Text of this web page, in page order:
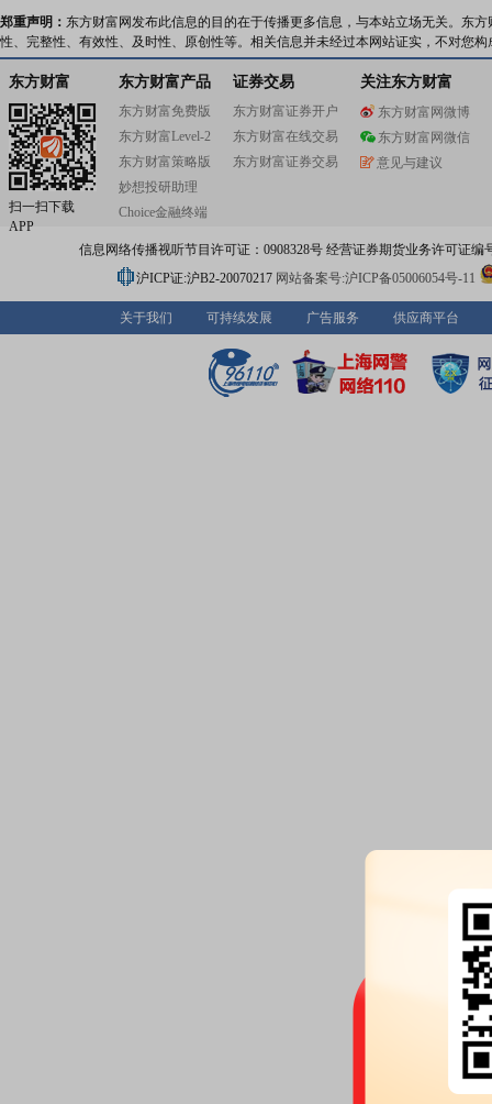
郑重声明： 东方财富网发布此信息的目的在于传播更多信息，与本站立场无关。东
性、完整性、有效性、及时性、原创性等。相关信息并未经过本网站证实，不对您
东方财富
扫一扫下载
APP
东方财富产品
东方财富免费版
东方财富Level-2
东方财富策略版
妙想投研助理
Choice金融终端
证券交易
东方财富证券开户
东方财富在线交易
东方财富证券交易
关注东方财富
东方财富网微博
东方财富网微信
意见与建议
信息网络传播视听节目许可证：0908328号 经营证券期货业务许可证编
沪ICP证:沪B2-20070217 网站备案号:沪ICP备05006054号-11
关于我们 可持续发展 广告服务 供应商平台